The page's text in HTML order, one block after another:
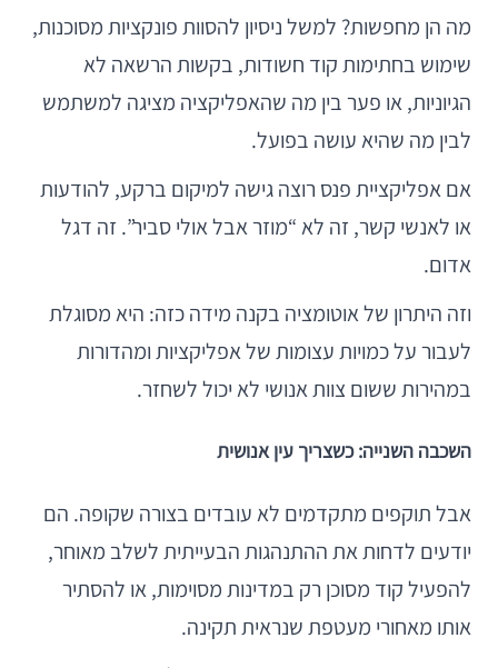
מה הן מחפשות? למשל ניסיון להסוות פונקציות מסוכנות,
שימוש בחתימות קוד חשודות, בקשות הרשאה לא
הגיוניות, או פער בין מה שהאפליקציה מציגה למשתמש
לבין מה שהיא עושה בפועל.
אם אפליקציית פנס רוצה גישה למיקום ברקע, להודעות
או לאנשי קשר, זה לא “מוזר אבל אולי סביר”. זה דגל
אדום.
וזה היתרון של אוטומציה בקנה מידה כזה: היא מסוגלת
לעבור על כמויות עצומות של אפליקציות ומהדורות
במהירות ששום צוות אנושי לא יכול לשחזר.
השכבה השנייה: כשצריך עין אנושית
אבל תוקפים מתקדמים לא עובדים בצורה שקופה. הם
יודעים לדחות את ההתנהגות הבעייתית לשלב מאוחר,
להפעיל קוד מסוכן רק במדינות מסוימות, או להסתיר
אותו מאחורי מעטפת שנראית תקינה.